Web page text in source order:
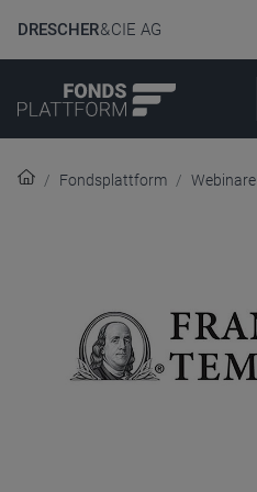
DRESCHER& CIE AG
Fondsplattform Webinare